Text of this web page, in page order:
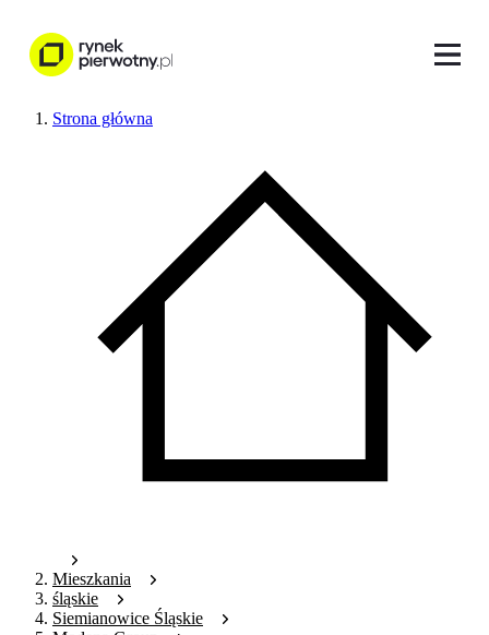
Strona główna
Mieszkania
śląskie
Siemianowice Śląskie